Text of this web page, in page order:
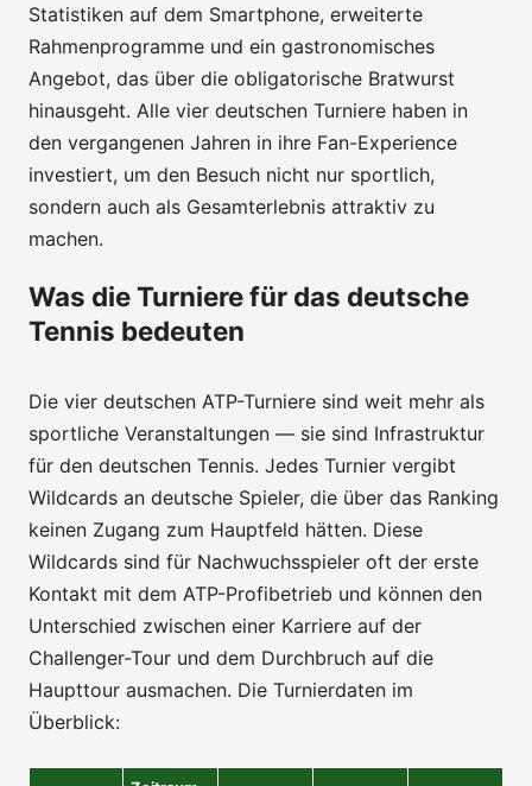
Statistiken auf dem Smartphone, erweiterte
Rahmenprogramme und ein gastronomisches
Angebot, das über die obligatorische Bratwurst
hinausgeht. Alle vier deutschen Turniere haben in
den vergangenen Jahren in ihre Fan-Experience
investiert, um den Besuch nicht nur sportlich,
sondern auch als Gesamterlebnis attraktiv zu
machen.
Was die Turniere für das deutsche
Tennis bedeuten
Die vier deutschen ATP-Turniere sind weit mehr als
sportliche Veranstaltungen — sie sind Infrastruktur
für den deutschen Tennis. Jedes Turnier vergibt
Wildcards an deutsche Spieler, die über das Ranking
keinen Zugang zum Hauptfeld hätten. Diese
Wildcards sind für Nachwuchsspieler oft der erste
Kontakt mit dem ATP-Profibetrieb und können den
Unterschied zwischen einer Karriere auf der
Challenger-Tour und dem Durchbruch auf die
Haupttour ausmachen. Die Turnierdaten im
Überblick: